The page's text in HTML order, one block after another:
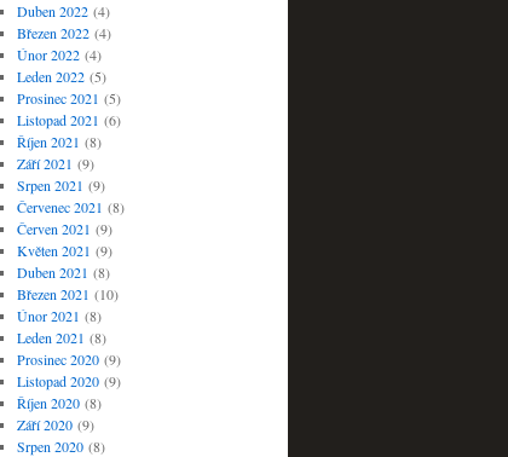
Duben 2022(4)
Březen 2022(4)
Únor 2022(4)
Leden 2022(5)
Prosinec 2021 (5)
Listopad 2021 (6)
Říjen 2021 (8)
Září 2021 (9)
Srpen 2021 (9)
Červenec 2021 (8)
Červen 2021 (9)
Květen 2021 (9)
Duben 2021 (8)
Březen 2021 (10)
Únor 2021 (8)
Leden 2021 (8)
Prosinec 2020(9)
Listopad 2020(9)
Říjen 2020(8)
Září 2020(9)
Srpen 2020(8)